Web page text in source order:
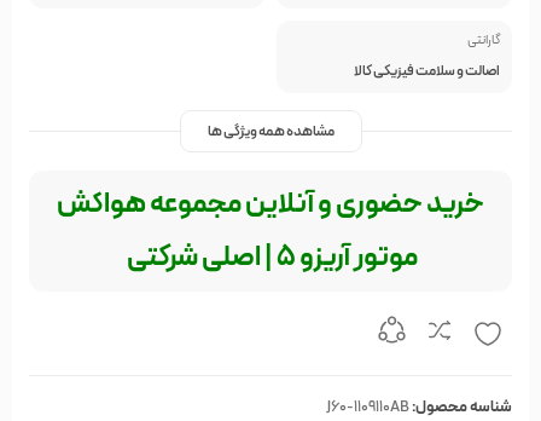
گارانتی
اصالت و سلامت فیزیکی کالا
مشاهده همه ویژگی ها
خرید حضوری و آنلاین مجموعه هواکش
موتور آریزو 5 | اصلی شرکتی
شناسه محصول:J60-1109110AB